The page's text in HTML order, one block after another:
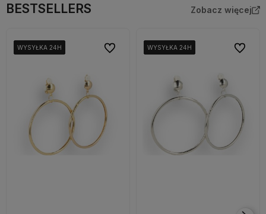
BESTSELLERS Zobacz więcej
WYSYŁKA 24H
WYSYŁKA 24H
WYSYŁKA 24H
WYSYŁKA 24H
WYSYŁKA 24H
WYSYŁKA 24H
WYSYŁKA 24H Do ulubionychWYSYŁKA 24H
WYSYŁKA 24H
WYSYŁKA 24H
WYSYŁKA 24H
WYSYŁKA 24H
WYSYŁKA 24H
WYSYŁKA 24H Do